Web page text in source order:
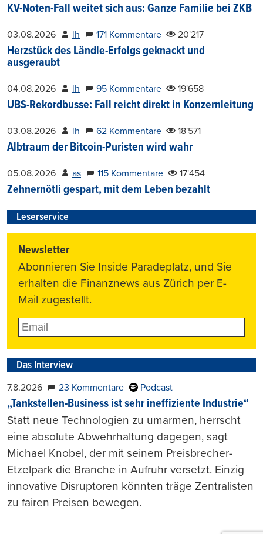
KV-Noten-Fall weitet sich aus: Ganze Familie bei ZKB
03.08.2026 lh 171 Kommentare 20'217
Herzstück des Ländle-Erfolgs geknackt und
ausgeraubt
04.08.2026 lh 95 Kommentare 19'658
UBS-Rekordbusse: Fall reicht direkt in Konzernleitung
03.08.2026 lh 62 Kommentare 18'571
Albtraum der Bitcoin-Puristen wird wahr
05.08.2026 as 115 Kommentare 17'454
Zehnernötli gespart, mit dem Leben bezahlt
Leserservice
Newsletter
Abonnieren Sie Inside Paradeplatz, und Sie
erhalten die Finanznews aus Zürich per E-
Mail zugestellt.
Das Interview
7.8.2026 23 Kommentare Podcast
„Tankstellen-Business ist sehr ineffiziente Industrie“
Statt neue Technologien zu umarmen, herrscht
eine absolute Abwehrhaltung dagegen, sagt
Michael Knobel, der mit seinem Preisbrecher-
Etzelpark die Branche in Aufruhr versetzt. Einzig
innovative Disruptoren könnten träge Zentralisten
zu fairen Preisen bewegen.